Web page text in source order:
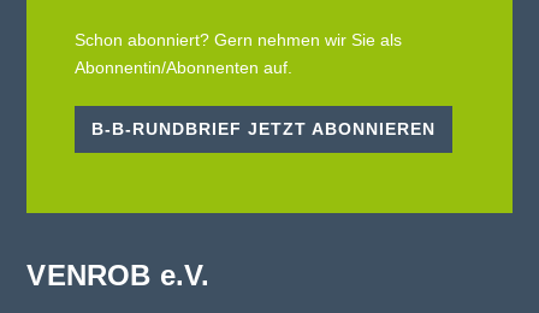
Schon abonniert? Gern nehmen wir Sie als
Abonnentin/Abonnenten auf.
B-B-RUNDBRIEF JETZT ABONNIEREN
VENROB e.V.